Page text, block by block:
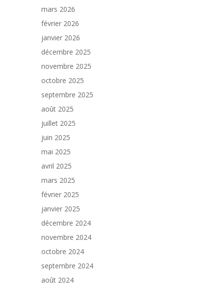
mars 2026
février 2026
janvier 2026
décembre 2025
novembre 2025
octobre 2025
septembre 2025
août 2025
juillet 2025
juin 2025
mai 2025
avril 2025
mars 2025
février 2025
janvier 2025
décembre 2024
novembre 2024
octobre 2024
septembre 2024
août 2024